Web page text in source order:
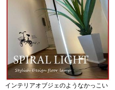
インテリアオブジェのようなかっこい